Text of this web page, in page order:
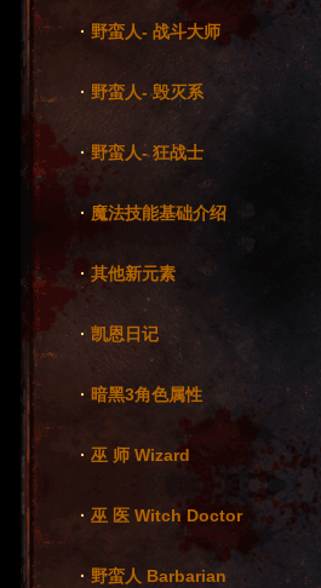
· 野蛮人- 战斗大师
· 野蛮人- 毁灭系
·野蛮人- 狂战士
· 魔法技能基础介绍
· 其他新元素
· 凯恩日记
· 暗黑3角色属性
· 巫 师 Wizard
· 巫 医 Witch Doctor
·野蛮人 Barbarian